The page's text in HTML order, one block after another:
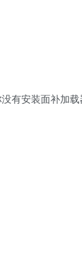
有安装面补加